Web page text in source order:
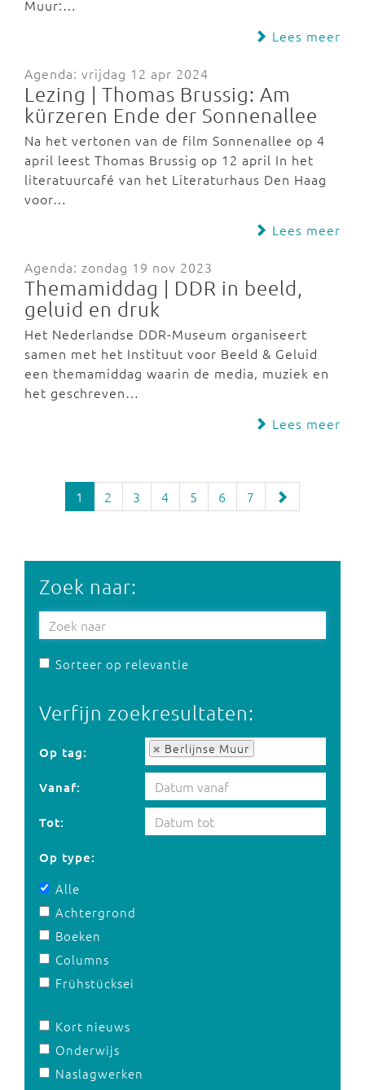
Muur:…
Lees meer
Agenda: vrijdag 12 apr 2024
Lezing | Thomas Brussig: Am
kürzeren Ende der Sonnenallee
Na het vertonen van de film Sonnenallee op 4
april leest Thomas Brussig op 12 april In het
literatuurcafé van het Literaturhaus Den Haag
voor…
Lees meer
Agenda: zondag 19 nov 2023
Themamiddag | DDR in beeld,
geluid en druk
Het Nederlandse DDR-Museum organiseert
samen met het Instituut voor Beeld & Geluid
een themamiddag waarin de media, muziek en
het geschreven…
Lees meer
1 2 3 4 5 6 7
Zoek naar:
Sorteer op relevantie
Verfijn zoekresultaten:
Op tag: Berlijnse Muur
Op tag:
Vanaf:
Tot:
Op type:
Alle
Achtergrond
Boeken
Columns
Frühstücksei
Kort nieuws
Onderwijs
Naslagwerken